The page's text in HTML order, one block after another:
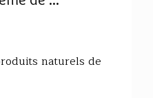
naturels de